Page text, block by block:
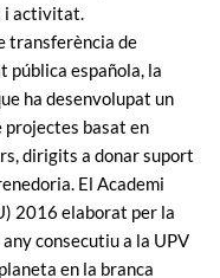
i activitat.
transferència de
pública española, la
ha desenvolupat un
projectes basat en
dirigits a donar suport
El Academi
2016 elaborat per la
consecutiu a la UPV
en la branca